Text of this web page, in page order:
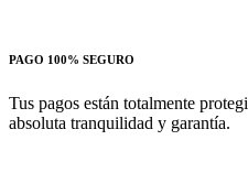
PAGO 100% SEGURO
Tus pagos están totalmente
absoluta tranquilidad y garantía.